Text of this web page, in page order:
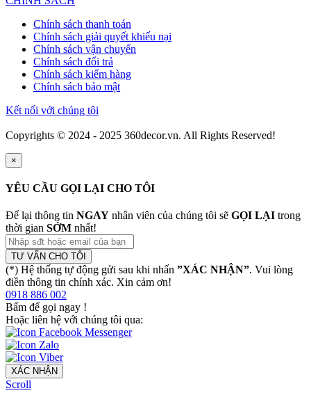
Chính sách thanh toán
Chính sách giải quyết khiếu nại
Chính sách vận chuyển
Chính sách đổi trả
Chính sách kiểm hàng
Chính sách bảo mật
Kết nối với chúng tôi
Copyrights © 2024 - 2025 360decor.vn. All Rights Reserved!
×
YÊU CẦU GỌI LẠI CHO TÔI
Để lại thông tin NGAY nhân viên của chúng tôi sẽ GỌI LẠI trong
thời gian SỚM nhất!
TƯ VẤN CHO TÔI
(*) Hệ thống tự động gửi sau khi nhấn ”XÁC NHẬN”. Vui lòng
điền thông tin chính xác. Xin cảm ơn!
0918 886 002
Bấm để gọi ngay !
Hoặc liên hệ với chúng tôi qua:
XÁC NHẬN
Scroll